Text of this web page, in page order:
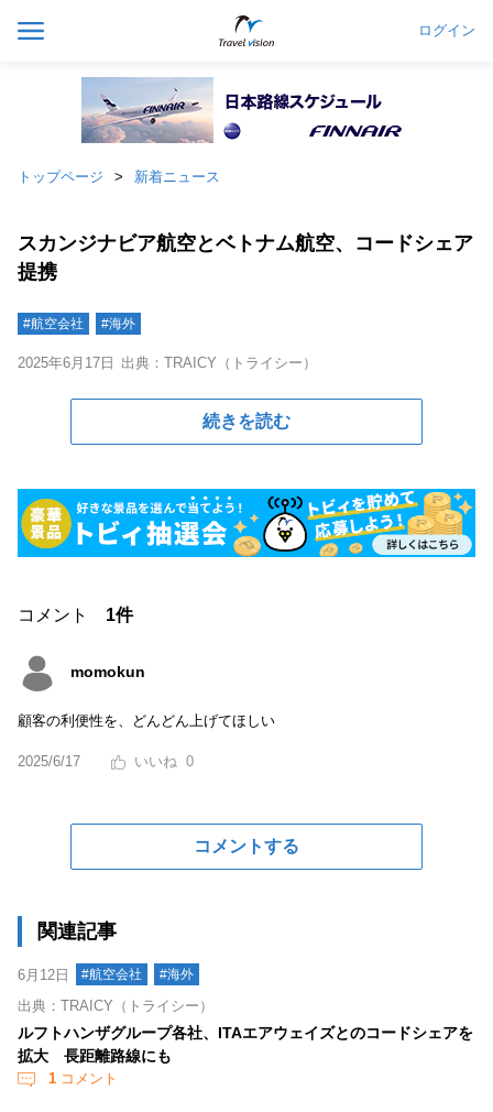
ログイン
トップページ 新着ニュース
スカンジナビア航空とベトナム航空、コードシェア
提携
#航空会社 #海外
2025年6月17日 出典：TRAICY（トライシー）
続きを読む
コメント 1件
momokun
顧客の利便性を、どんどん上げてほしい
2025/6/17 0
コメントする
関連記事
6月12日 #航空会社 #海外
出典：TRAICY（トライシー）
ルフトハンザグループ各社、ITAエアウェイズとのコードシェアを
拡大 長距離路線にも
1 コメント